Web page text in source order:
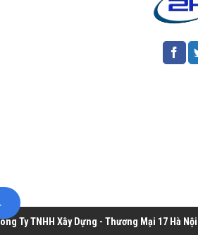
Ty TNHH Xây Dựng - Thương Mại 17 Hà